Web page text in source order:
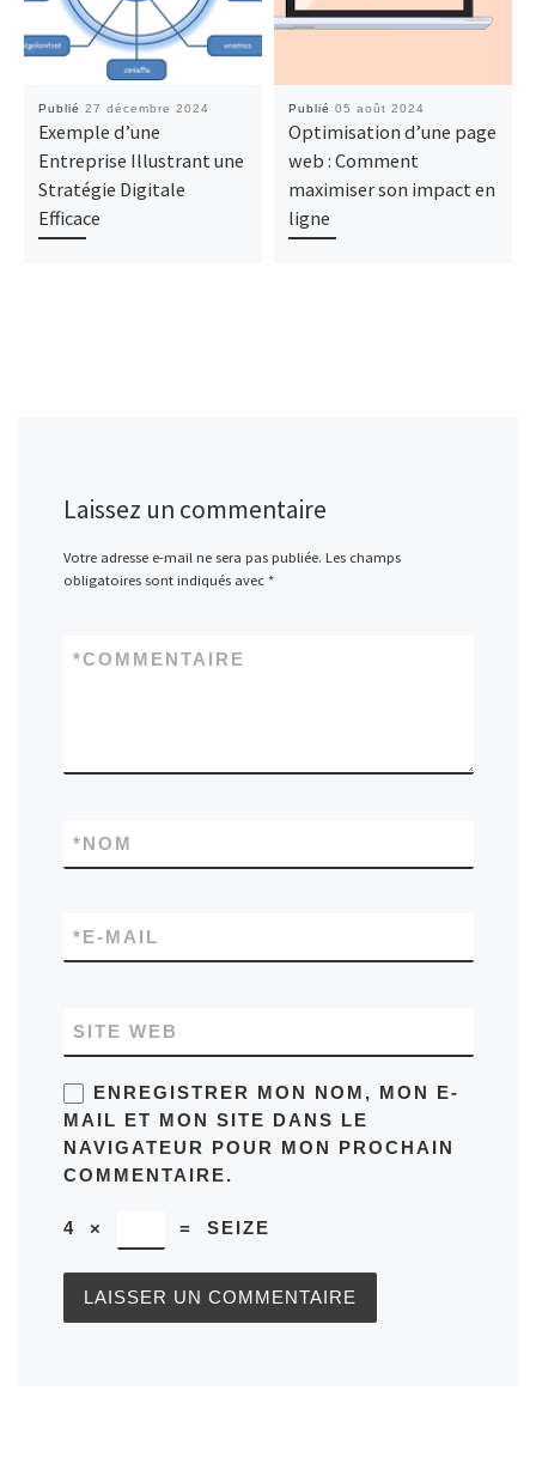
Publié 27 décembre 2024
Exemple d’une
Entreprise Illustrant une
Stratégie Digitale
Efficace
Publié 05 août 2024
Optimisation d’une page
web : Comment
maximiser son impact en
ligne
Laissez un commentaire
Votre adresse e-mail ne sera pas publiée. Les champs
obligatoires sont indiqués avec *
COMMENTAIRE
*
NOM
*
E-MAIL
*
SITE WEB
ENREGISTRER MON NOM, MON E-
MAIL ET MON SITE DANS LE
NAVIGATEUR POUR MON PROCHAIN
COMMENTAIRE.
4 × = SEIZE